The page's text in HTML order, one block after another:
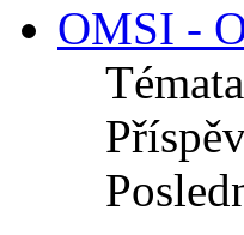
OMSI -
Témata